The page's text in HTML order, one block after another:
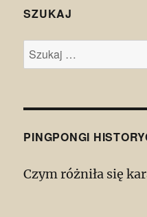
SZUKAJ
Szukaj:
PINGPONGI
Czym różniła się